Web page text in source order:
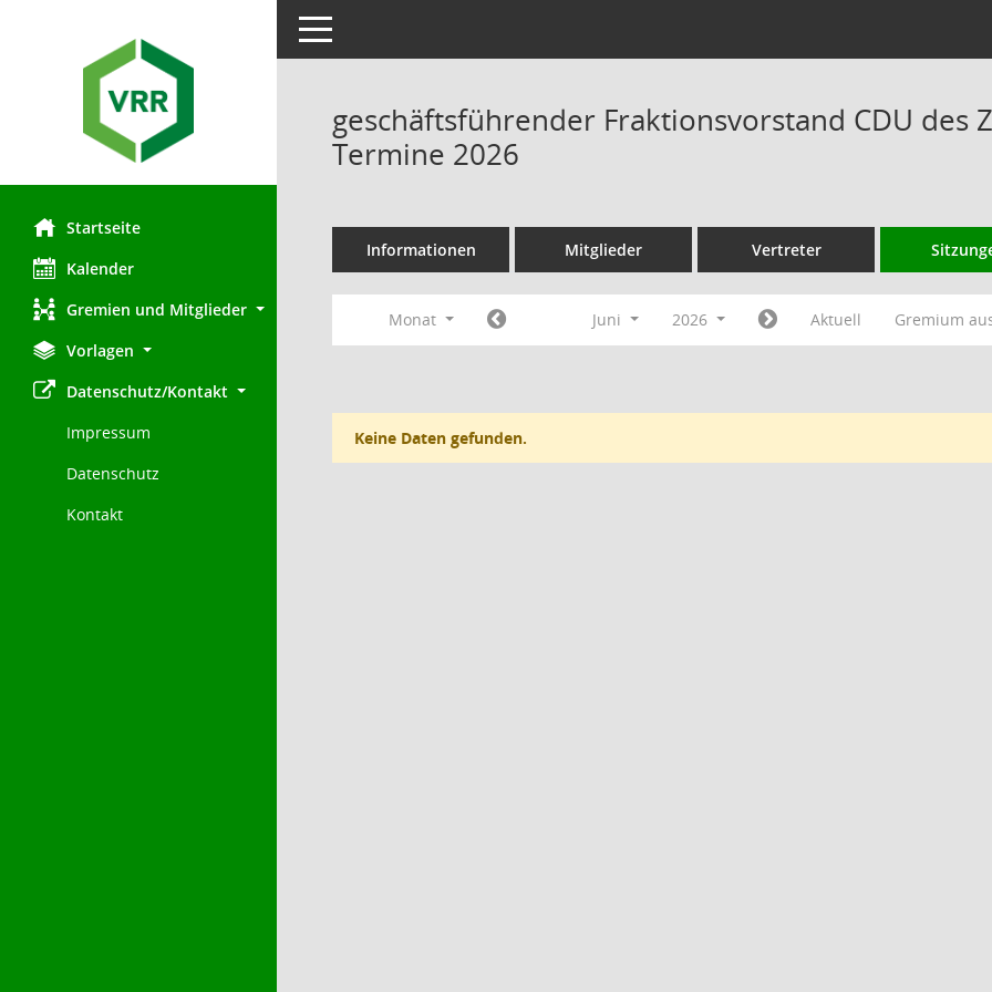
Startseite
Kalender
Gremien und Mitglieder
Vorlagen
Datenschutz/Kontakt
Impressum
Datenschutz
Kontakt
Toggle navigation
geschäftsführender Fraktionsvorstand CDU des
Termine 2026
Informationen Mitglieder Vertreter
Monat Juni 2026 Aktuell Gremium
Keine Daten gefunden.